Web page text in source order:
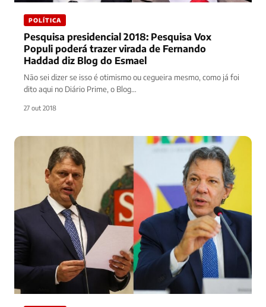
POLÍTICA
Pesquisa presidencial 2018: Pesquisa Vox
Populi poderá trazer virada de Fernando
Haddad diz Blog do Esmael
Não sei dizer se isso é otimismo ou cegueira mesmo, como já foi
dito aqui no Diário Prime, o Blog…
27 out 2018